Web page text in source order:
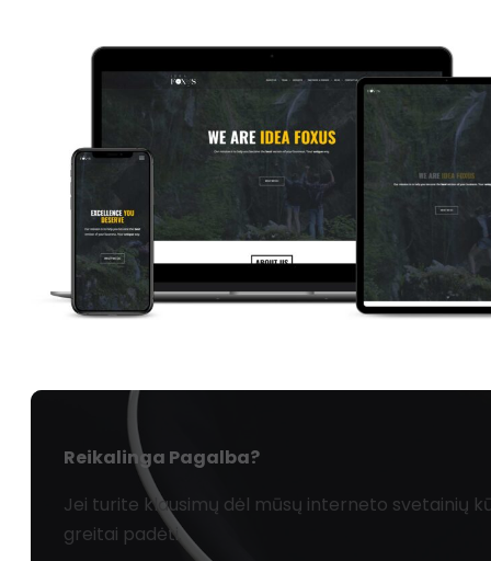
Reikalinga Pagalba?
Jei turite klausimų dėl mūsų interneto svetainių
greitai padėti.